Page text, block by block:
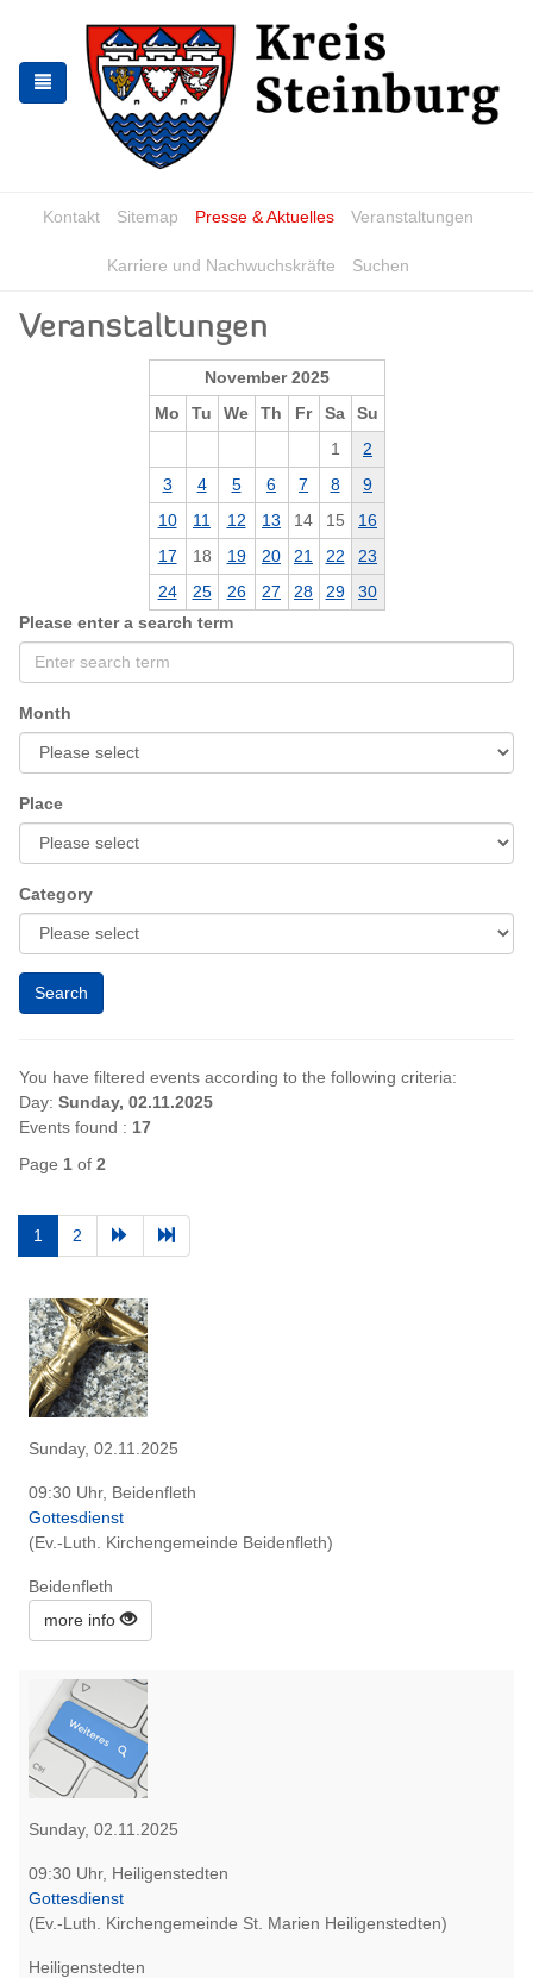
the
navigation
the
content
Kontakt Sitemap Presse & Aktuelles Veranstaltungen
Karriere und Nachwuchskräfte Suchen
Veranstaltungen
November 2025
Mo
Tu We Th Fr Sa
Su
1
2
3
4 5 6 7 8
9
10
11 12 13 14 15
16
17
18 19 20 21 22
23
24
25 26 27 28 29
30
Please enter a search term
Month
Place
Category
You have filtered events according to the following criteria:
Day: Sunday, 02.11.2025
Events found : 17
Page 1 of 2
1 2
Sunday, 02.11.2025
09:30 Uhr, Beidenfleth
Gottesdienst
(Ev.-Luth. Kirchengemeinde Beidenfleth)
Beidenfleth
more info
Sunday, 02.11.2025
09:30 Uhr, Heiligenstedten
Gottesdienst
(Ev.-Luth. Kirchengemeinde St. Marien Heiligenstedten)
Heiligenstedten